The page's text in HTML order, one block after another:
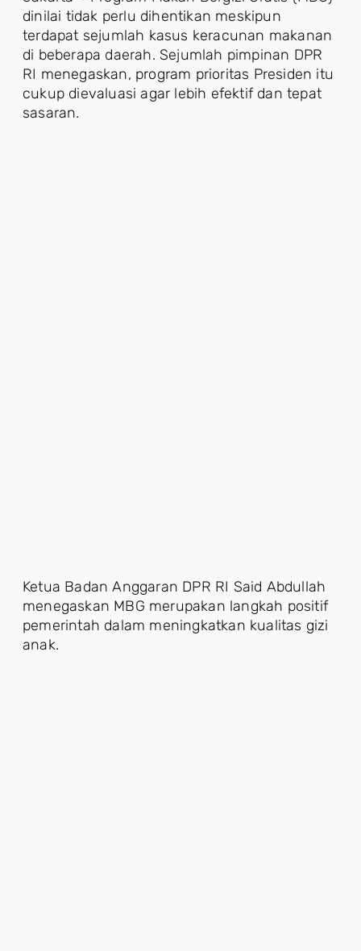
dinilai tidak perlu dihentikan meskipun
terdapat sejumlah kasus keracunan makanan
di beberapa daerah. Sejumlah pimpinan DPR
RI menegaskan, program prioritas Presiden itu
cukup dievaluasi agar lebih efektif dan tepat
sasaran.
Ketua Badan Anggaran DPR RI Said Abdullah
menegaskan MBG merupakan langkah positif
pemerintah dalam meningkatkan kualitas gizi
anak.